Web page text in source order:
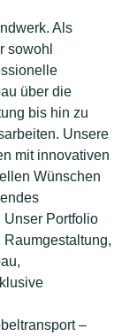
Als
sowohl
über die
bis hin zu
Unsere
mit innovativen
Wünschen
Unser Portfolio
Raumgestaltung,
–